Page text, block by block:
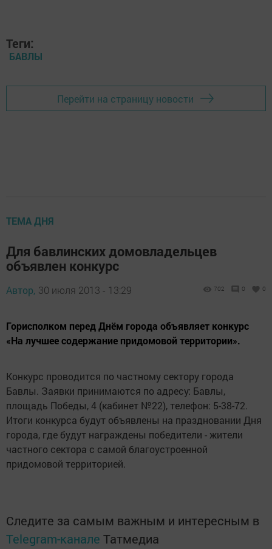
Теги:
БАВЛЫ
Перейти на страницу новости
ТЕМА ДНЯ
Для бавлинских домовладельцев
объявлен конкурс
Автор, 30 июля 2013 - 13:29 702 0 0
Горисполком перед Днём города объявляет конкурс
«На лучшее содержание придомовой территории».
Конкурс проводится по частному сектору города
Бавлы. Заявки принимаются по адресу: Бавлы,
площадь Победы, 4 (кабинет №22), телефон: 5-38-72.
Итоги конкурса будут объявлены на праздновании Дня
города, где будут награждены победители - жители
частного сектора с самой благоустроенной
придомовой территорией.
Следите за самым важным и интересным в
Telegram-канале Татмедиа